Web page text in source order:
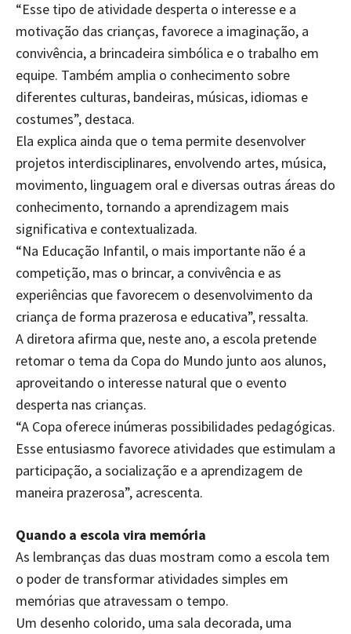
“Esse tipo de atividade desperta o interesse e a
motivação das crianças, favorece a imaginação, a
convivência, a brincadeira simbólica e o trabalho em
equipe. Também amplia o conhecimento sobre
diferentes culturas, bandeiras, músicas, idiomas e
costumes”, destaca.
Ela explica ainda que o tema permite desenvolver
projetos interdisciplinares, envolvendo artes, música,
movimento, linguagem oral e diversas outras áreas do
conhecimento, tornando a aprendizagem mais
significativa e contextualizada.
“Na Educação Infantil, o mais importante não é a
competição, mas o brincar, a convivência e as
experiências que favorecem o desenvolvimento da
criança de forma prazerosa e educativa”, ressalta.
A diretora afirma que, neste ano, a escola pretende
retomar o tema da Copa do Mundo junto aos alunos,
aproveitando o interesse natural que o evento
desperta nas crianças.
“A Copa oferece inúmeras possibilidades pedagógicas.
Esse entusiasmo favorece atividades que estimulam a
participação, a socialização e a aprendizagem de
maneira prazerosa”, acrescenta.
Quando a escola vira memória
As lembranças das duas mostram como a escola tem
o poder de transformar atividades simples em
memórias que atravessam o tempo.
Um desenho colorido, uma sala decorada, uma